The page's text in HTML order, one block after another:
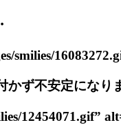
smilies/
かず不安定になり
12454071.gif”